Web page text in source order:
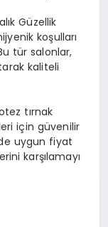
Güzellik
koşulları
tür salonlar,
kaliteli
tırnak
için güvenilir
uygun fiyat
karşılamayı